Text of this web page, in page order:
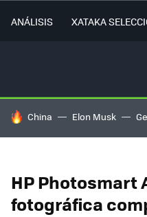
ANÁLISIS XATAKA
HOY SE HABLA DE
China Elon Musk
HP Photosmart
fotográfica